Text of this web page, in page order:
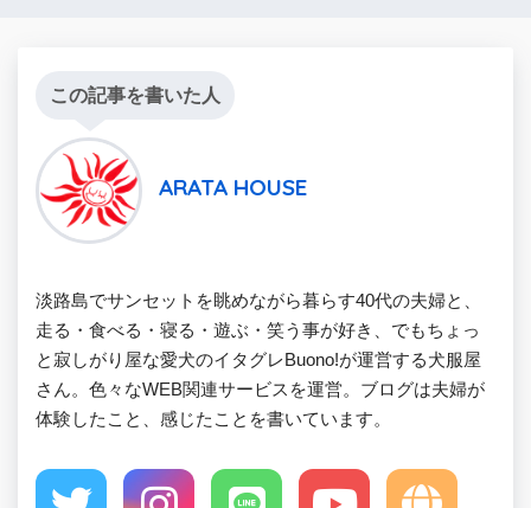
この記事を書いた人
ARATA HOUSE
淡路島でサンセットを眺めながら暮らす40代の夫婦と、
走る・食べる・寝る・遊ぶ・笑う事が好き、でもちょっ
と寂しがり屋な愛犬のイタグレBuono!が運営する犬服屋
さん。色々なWEB関連サービスを運営。ブログは夫婦が
体験したこと、感じたことを書いています。